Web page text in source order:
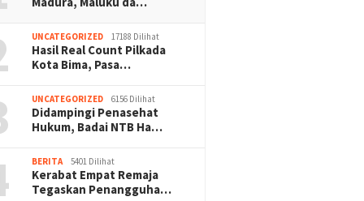
UNCATEGORIZED 17188 Dilihat
Hasil Real Count Pilkada
Kota Bima, Pasa…
UNCATEGORIZED 6156 Dilihat
Didampingi Penasehat
Hukum, Badai NTB Ha…
BERITA 5401 Dilihat
Kerabat Empat Remaja
Tegaskan Penangguha…